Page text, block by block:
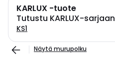
KARLUX -tuote
Tutustu KARLUX-sarjaan
KS1
Näytä murupolku